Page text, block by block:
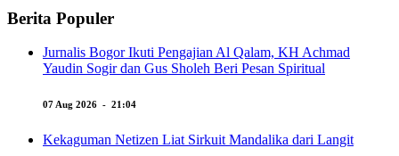
Berita Populer
Jurnalis Bogor Ikuti Pengajian Al Qalam, KH Achmad
Yaudin Sogir dan Gus Sholeh Beri Pesan Spiritual
07 Aug 2026 - 21:04
Kekaguman Netizen Liat Sirkuit Mandalika dari Langit